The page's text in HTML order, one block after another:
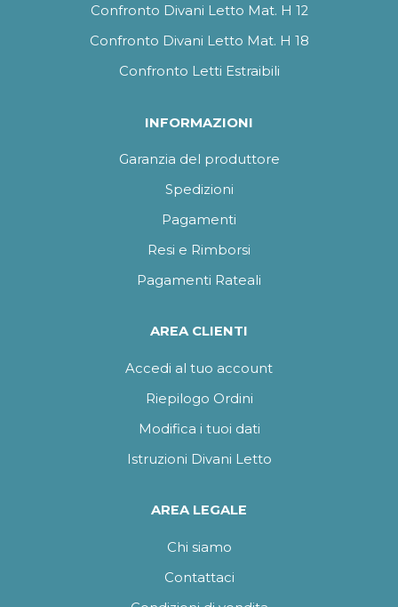
Confronto Divani Letto Mat. H 12
Confronto Divani Letto Mat. H 18
Confronto Letti Estraibili
INFORMAZIONI
Garanzia del produttore
Spedizioni
Pagamenti
Resi e Rimborsi
Pagamenti Rateali
AREA CLIENTI
Accedi al tuo account
Riepilogo Ordini
Modifica i tuoi dati
Istruzioni Divani Letto
AREA LEGALE
Chi siamo
Contattaci